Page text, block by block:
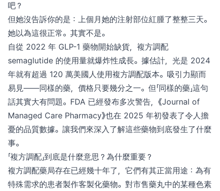
吧？
但她沒告訴你的是：上個月她的注射部位紅腫了整整三天。
她以為這很正常。其實不是。
自從 2022 年 GLP-1 藥物開始缺貨，複方調配
semaglutide 的使用量就爆炸性成長。據估計，光是 2024
年就有超過 120 萬美國人使用複方調配版本。吸引力顯而
易見——同樣的藥，價格只要幾分之一。但「同樣的藥」這句
話其實大有問題。FDA 已經發布多次警告，《Journal of
Managed Care Pharmacy》也在 2025 年初發表了令人擔
憂的品質數據。讓我們來深入了解這些藥物到底發生了什麼
事。
「複方調配」到底是什麼意思？為什麼重要？
複方調配藥局存在已經幾十年了，它們有其正當用途：為有
特殊需求的患者製作客製化藥物。對市售藥丸中的某種色素